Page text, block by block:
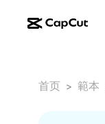
首页 > 範本